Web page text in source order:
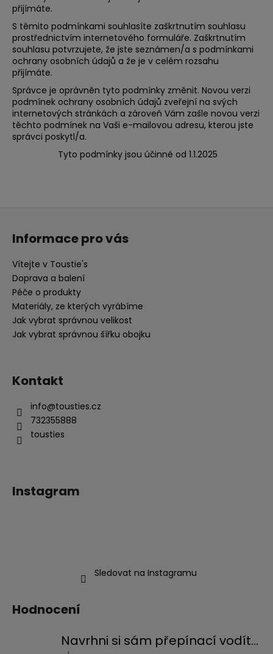
přijímáte.
S těmito podmínkami souhlasíte zaškrtnutím souhlasu
prostřednictvím internetového formuláře. Zaškrtnutím
souhlasu potvrzujete, že jste seznámen/a s podmínkami
ochrany osobních údajů a že je v celém rozsahu
přijímáte.
Správce je oprávněn tyto podmínky změnit. Novou verzi
podmínek ochrany osobních údajů zveřejní na svých
internetových stránkách a zároveň Vám zašle novou verzi
těchto podmínek na Vaši e-mailovou adresu, kterou jste
správci poskytl/a.
Tyto podmínky jsou účinné od 1.1.2025
Informace pro vás
Vítejte v Toustie's
Doprava a balení
Péče o produkty
Materiály, ze kterých vyrábíme
Jak vybrat správnou velikost
Jak vybrat správnou šířku obojku
Kontakt
info@tousties.cz
732355888
tousties
Instagram
Sledovat na Instagramu
Hodnocení
Navrhni si sám přepínací vodítko